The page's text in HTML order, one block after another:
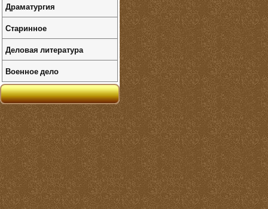
Драматургия
Старинное
Деловая литература
Военное дело